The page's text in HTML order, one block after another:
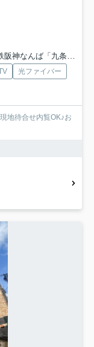
なんば「九条」駅 徒歩8分
光ファイバー
地待合せ内覧OK♪お